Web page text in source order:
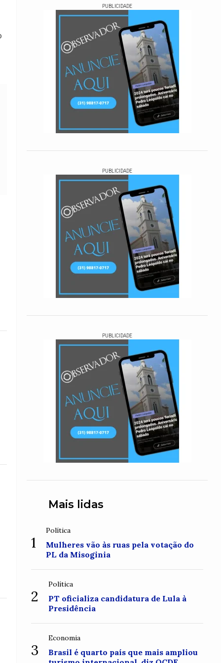
PUBLICIDADE
PUBLICIDADE
PUBLICIDADE
Mais lidas
1
Política
Mulheres vão às ruas pela votação do
PL da Misoginia
2
Política
PT oficializa candidatura de Lula à
Presidência
3
Economia
Brasil é quarto país que mais ampliou